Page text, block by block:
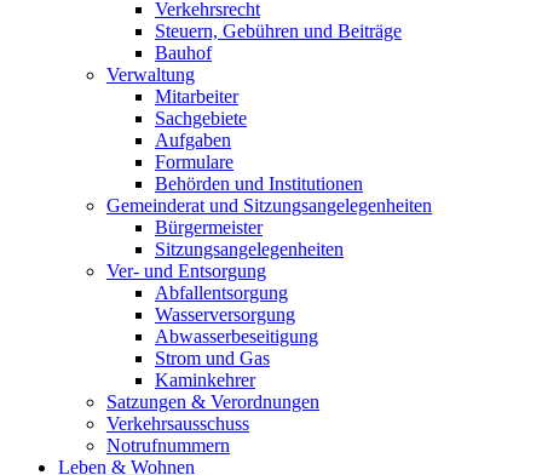
Verkehrsrecht
Steuern, Gebühren und Beiträge
Bauhof
Verwaltung
Mitarbeiter
Sachgebiete
Aufgaben
Formulare
Behörden und Institutionen
Gemeinderat und Sitzungsangelegenheiten
Bürgermeister
Sitzungsangelegenheiten
Ver- und Entsorgung
Abfallentsorgung
Wasserversorgung
Abwasserbeseitigung
Strom und Gas
Kaminkehrer
Satzungen & Verordnungen
Verkehrsausschuss
Notrufnummern
Leben & Wohnen